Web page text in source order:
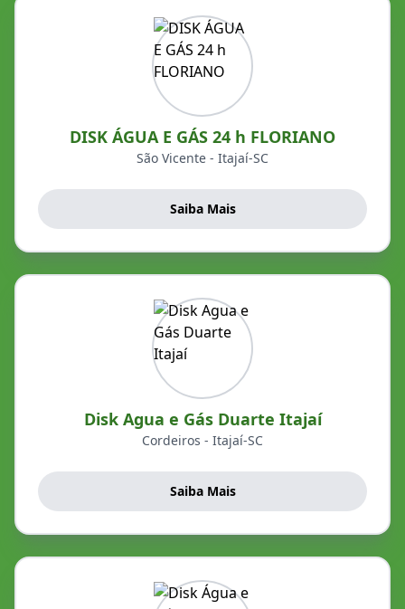
DISK ÁGUA E GÁS 24 h FLORIANO
São Vicente - Itajaí-SC
Saiba Mais
Disk Agua e Gás Duarte Itajaí
Cordeiros - Itajaí-SC
Saiba Mais